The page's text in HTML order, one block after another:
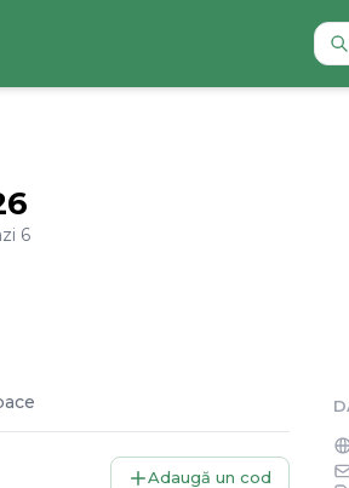
6
Adaugă un cod